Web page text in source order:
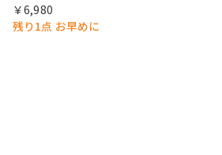
￥6,980
残り1点 お早めに